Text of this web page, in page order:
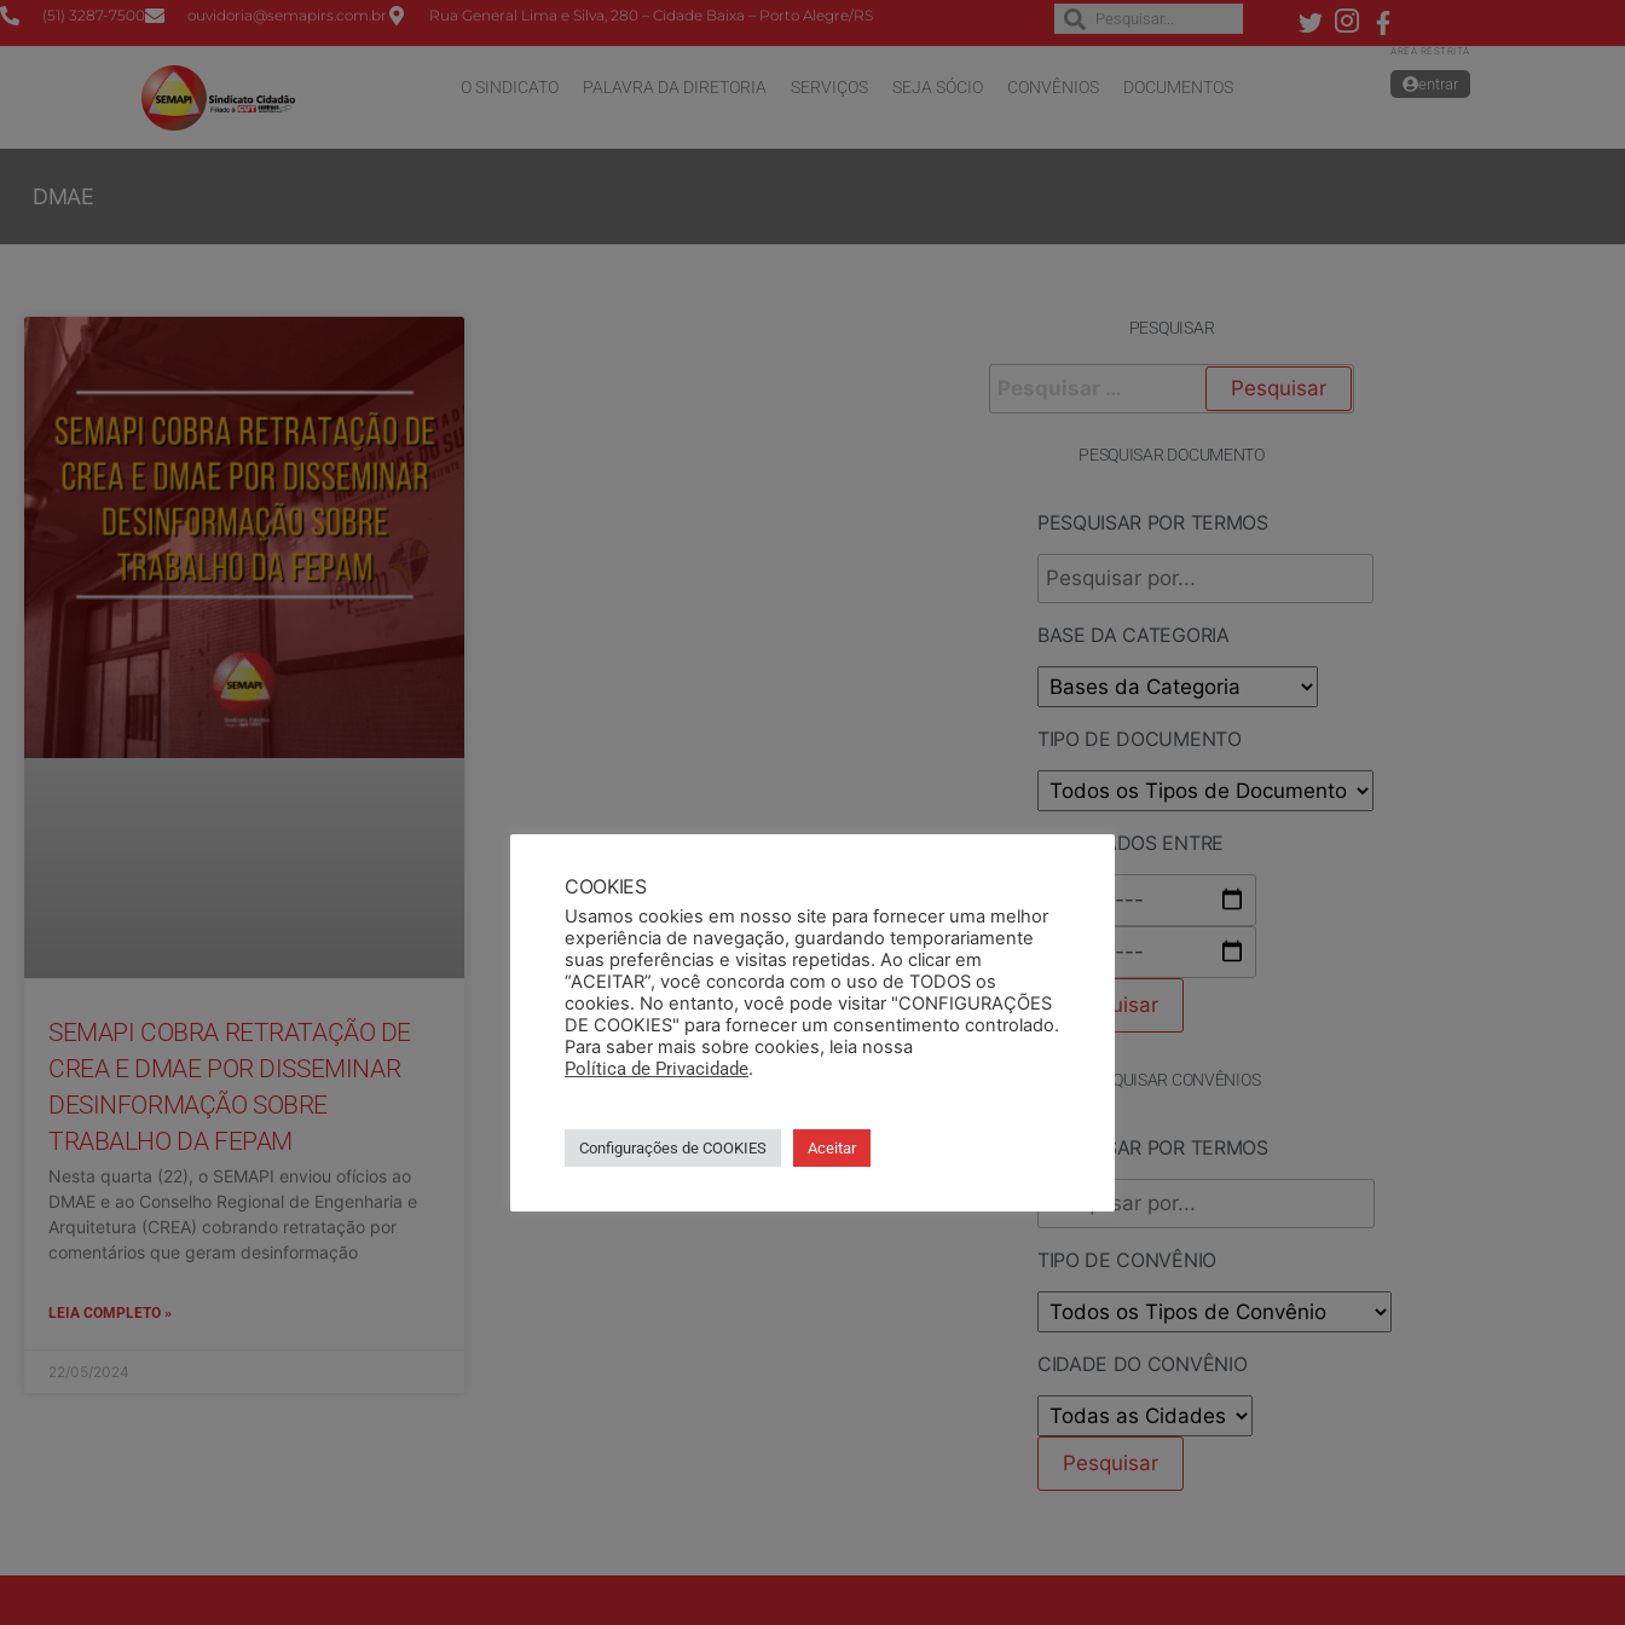
(51) 3287-7500 ouvidoria@semapirs.com.br Rua General Lima e Silva, 280 – Cidade Baixa – Porto Alegre/RS
O SINDICATO PALAVRA DA DIRETORIA SERVIÇOS SEJA SÓCIO CONVÊNIOS DOCUMENTOS
ÁREA RESTRITA
entrar
DMAE
SEMAPI COBRA RETRATAÇÃO DE
CREA E DMAE POR DISSEMINAR
DESINFORMAÇÃO SOBRE
TRABALHO DA FEPAM
Nesta quarta (22), o SEMAPI enviou ofícios ao
DMAE e ao Conselho Regional de Engenharia e
Arquitetura (CREA) cobrando retratação por
comentários que geram desinformação
LEIA COMPLETO »
22/05/2024
PESQUISAR
PESQUISAR DOCUMENTO
PESQUISAR POR TERMOS
BASE DA CATEGORIA
TIPO DE DOCUMENTO
PUBLICADOS ENTRE
PESQUISAR CONVÊNIOS
PESQUISAR POR TERMOS
TIPO DE CONVÊNIO
CIDADE DO CONVÊNIO
COOKIES
Usamos cookies em nosso site para fornecer uma melhor
experiência de navegação, guardando temporariamente
suas preferências e visitas repetidas. Ao clicar em
“ACEITAR”, você concorda com o uso de TODOS os
cookies. No entanto, você pode visitar "CONFIGURAÇÕES
DE COOKIES" para fornecer um consentimento controlado.
Para saber mais sobre cookies, leia nossa
Política de Privacidade.
Configurações de COOKIES Aceitar